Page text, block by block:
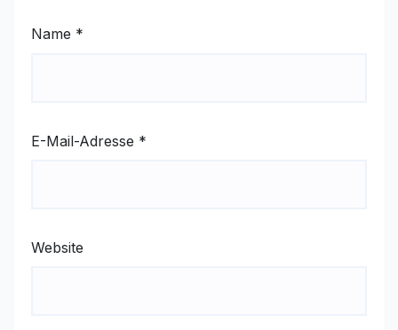
Name *
E-Mail-Adresse *
Website